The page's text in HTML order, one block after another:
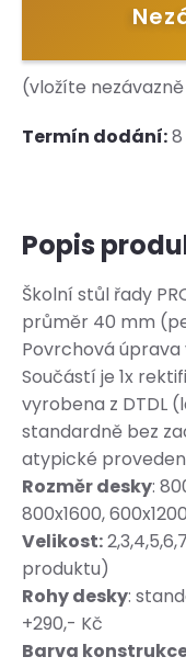
(vložíte
Termín dodání:
Popis
Školní stůl řady
průměr 40 mm
Povrchová
Součástí je 1x
vyrobena z DTDL
standardně bez
atypické
Rozměr desky:
800x1600,
Velikost:
produktu)
Rohy desky:
+290,- Kč
Barva